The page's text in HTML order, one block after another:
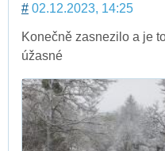
# 02.12.2023, 14:25
Konečně zasnezilo a je
úžasné